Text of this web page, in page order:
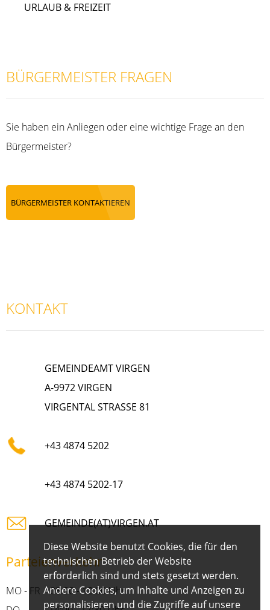
URLAUB & FREIZEIT
BÜRGERMEISTER FRAGEN
Sie haben ein Anliegen oder eine wichtige Frage an den
Bürgermeister?
BÜRGERMEISTER KONTAKTIEREN
KONTAKT
GEMEINDEAMT VIRGEN
A-9972 VIRGEN
VIRGENTAL STRASSE 81
+43 4874 5202
+43 4874 5202-17
GEMEINDE(AT)VIRGEN.AT
Parteienverkehr
MO - FR 08:00 - 12:00 Uhr
Diese Website benutzt Cookies, die für den
technischen Betrieb der Website
erforderlich sind und stets gesetzt werden.
Andere Cookies, um Inhalte und Anzeigen zu
personalisieren und die Zugriffe auf unsere